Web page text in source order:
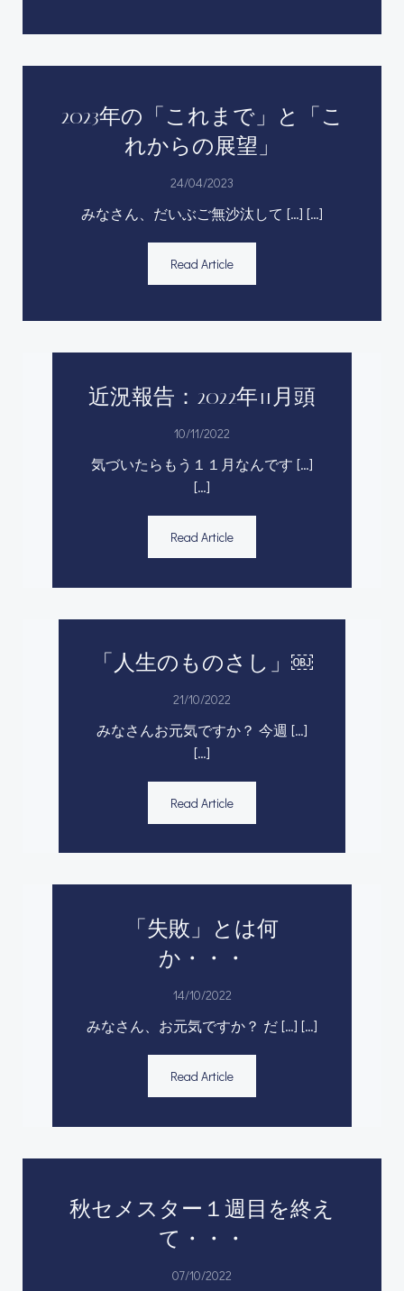
2023年の「これまで」と「こ
れからの展望」
24/04/2023
みなさん、だいぶご無沙汰して […] […]
Read Article
近況報告：2022年11月頭
10/11/2022
気づいたらもう１１月なんです […]
[…]
Read Article
「人生のものさし」￼
21/10/2022
みなさんお元気ですか？ 今週 […]
[…]
Read Article
「失敗」とは何
か・・・
14/10/2022
みなさん、お元気ですか？ だ […] […]
Read Article
秋セメスター１週目を終え
て・・・
07/10/2022